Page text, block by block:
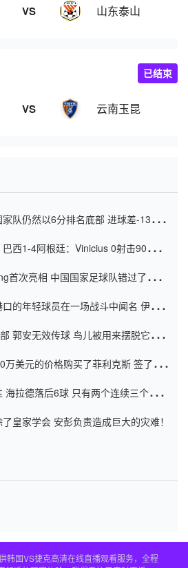
VS 山东泰山
VS 云南玉昆
已结束
队仍然以6分排名底部 进球差-13令人
西1-4阿根廷：Vinicius 0射击90分钟
首次亮相 中国国家足球队错过了世界
的年轻球员在一场战斗中闻名 伊万放
郭安无效传球 鸟儿被用来摆脱它
万美元的价格购买了菲利克斯 签了7年
拉德落后6球 只有两个连续三个连续
皇家学会 安彭负责造成巨大的灾难！
国VS捷克高清在线直播观看服务，全程